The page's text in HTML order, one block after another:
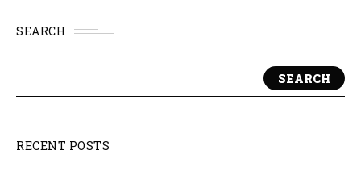
SEARCH
SEARCH
RECENT POSTS